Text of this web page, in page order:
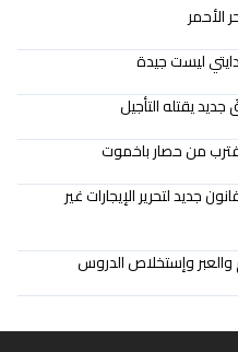
الأحمر
ليست جيدة
من حصار باخموت
جديد لتحرير الإيجارات غير
وإستخلاص الدروس